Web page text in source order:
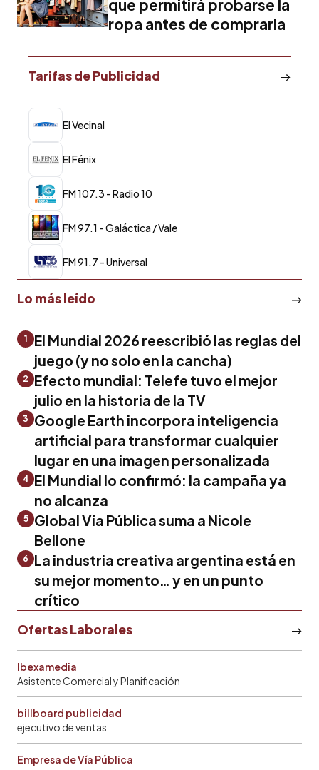
que permitirá probarse la
ropa antes de comprarla
Tarifas de Publicidad
El Vecinal
El Fénix
FM 107.3 - Radio 10
FM 97.1 - Galáctica / Vale
FM 91.7 - Universal
Lo más leído
1
El Mundial 2026 reescribió las reglas del
juego (y no solo en la cancha)
2
Efecto mundial: Telefe tuvo el mejor
julio en la historia de la TV
3
Google Earth incorpora inteligencia
artificial para transformar cualquier
lugar en una imagen personalizada
4 El Mundial lo confirmó: la campaña ya
no alcanza
5
Global Vía Pública suma a Nicole
Bellone
6
La industria creativa argentina está en
su mejor momento… y en un punto
crítico
Ofertas Laborales
Ibexamedia
Asistente Comercial y Planificación
billboard publicidad
ejecutivo de ventas
Empresa de Vía Pública